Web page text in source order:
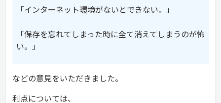
「インターネット環境がないとできない。」
「保存を忘れてしまった時に全て消えてしまうのが怖
い。」
などの意見をいただきました。
利点については、